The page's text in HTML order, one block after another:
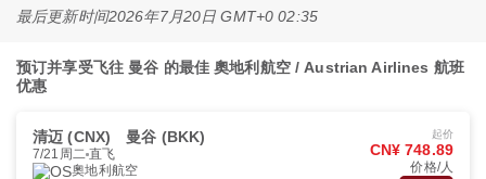
最后更新时间2026年7月20日 GMT+0 02:35
预订并享受飞往 曼谷 的最佳 奧地利航空 / Austrian Airlines 航班
优惠
清迈 (CNX) 曼谷 (BKK)
7/21周二 直飞
奧地利航空
起价
CN¥ 748.89
价格/人